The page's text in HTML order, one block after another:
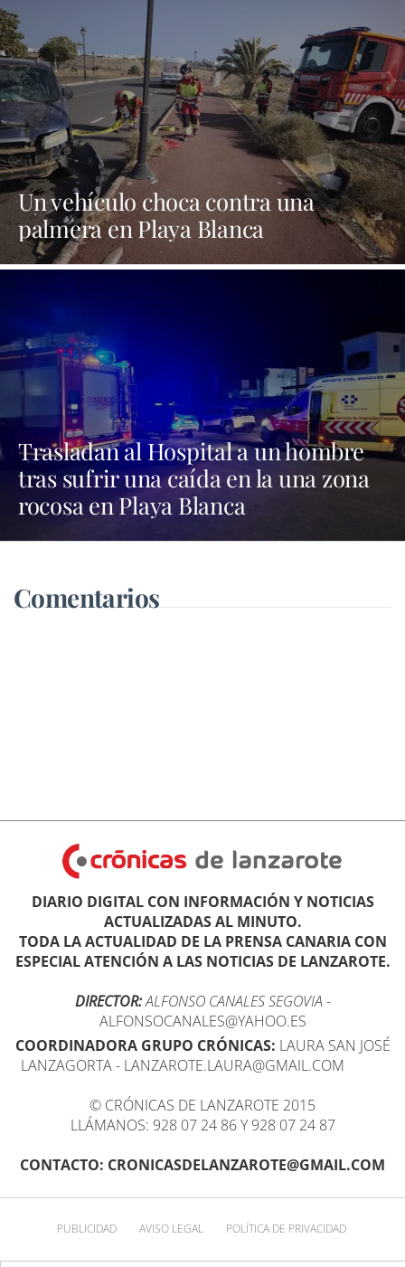
Un vehículo choca contra una
palmera en Playa Blanca
Trasladan al Hospital a un hombre
tras sufrir una caída en la una zona
rocosa en Playa Blanca
Comentarios
DIARIO DIGITAL CON INFORMACIÓN Y NOTICIAS
ACTUALIZADAS AL MINUTO.
TODA LA ACTUALIDAD DE LA PRENSA CANARIA CON
ESPECIAL ATENCIÓN A LAS NOTICIAS DE LANZAROTE.
DIRECTOR:ALFONSO CANALES SEGOVIA -
ALFONSOCANALES@YAHOO.ES
COORDINADORA GRUPO CRÓNICAS: LAURA SAN JOSÉ
LANZAGORTA - LANZAROTE.LAURA@GMAIL.COM
© CRÓNICAS DE LANZAROTE 2015
LLÁMANOS: 928 07 24 86 Y 928 07 24 87
CONTACTO: CRONICASDELANZAROTE@GMAIL.COM
PUBLICIDAD AVISO LEGAL POLÍTICA DE PRIVACIDAD